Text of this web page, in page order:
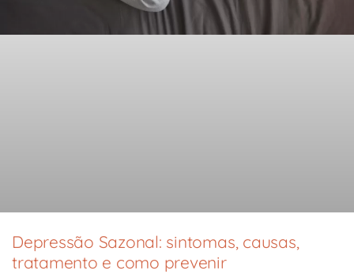
Depressão Sazonal: sintomas, causas,
tratamento e como prevenir